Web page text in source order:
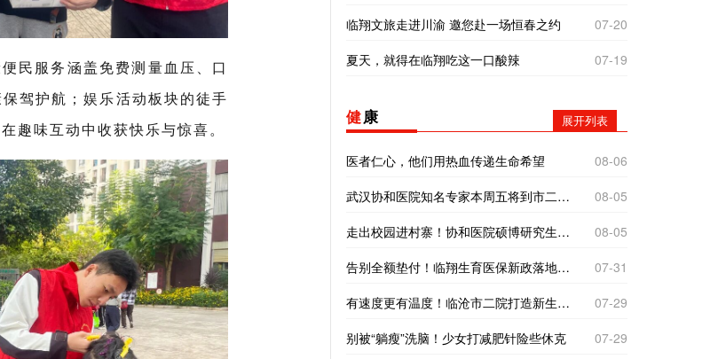
民服务涵盖免费测量血压、口
驾护航；娱乐活动板块的徒手
趣味互动中收获快乐与惊喜。
临翔文旅走进川渝 邀您赴一场恒春之约
07-20
夏天，就得在临翔吃这一口酸辣
07-19
健康 展开列表
医者仁心，他们用热血传递生命希望
08-06
武汉协和医院知名专家本周五将到市二院义诊！
08-05
走出校园进村寨！协和医院硕博研究生到南美乡探寻基层医疗“真问题”
08-05
告别全额垫付！临翔生育医保新政落地，产检分娩直接现场报销
07-31
有速度更有温度！临沧市二院打造新生一站式体检专区
07-29
别被“躺瘦”洗脑！少女打减肥针险些休克
07-29